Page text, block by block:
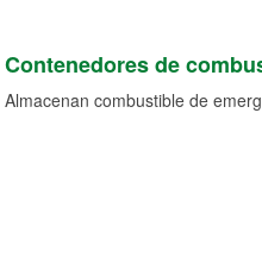
Contenedores de
Almacenan combustible de